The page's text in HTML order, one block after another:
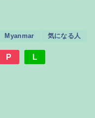
Myanmar
気になる人
P L